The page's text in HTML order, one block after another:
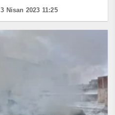
3 Nisan 2023 11:25